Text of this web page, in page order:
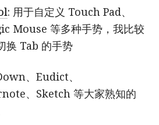
: 用于自定义 Touch Pad、
Mouse 等多种手势，我比较
换 Tab 的手势
、Eudict、
、Sketch 等大家熟知的